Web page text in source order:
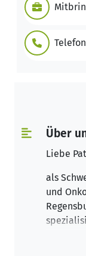
Über
Liebe
als
und
Vorteil